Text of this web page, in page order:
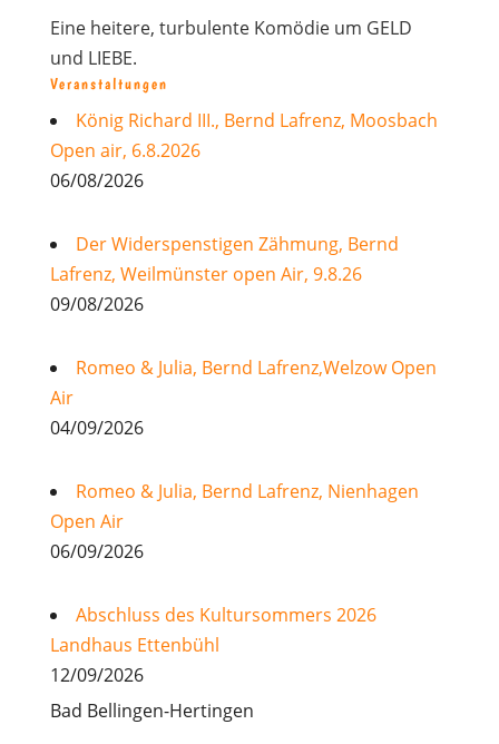
Eine heitere, turbulente Komödie um GELD
und LIEBE.
Veranstaltungen
König Richard III., Bernd Lafrenz, Moosbach
Open air, 6.8.2026
06/08/2026
Der Widerspenstigen Zähmung, Bernd
Lafrenz, Weilmünster open Air, 9.8.26
09/08/2026
Romeo & Julia, Bernd Lafrenz,Welzow Open
Air
04/09/2026
Romeo & Julia, Bernd Lafrenz, Nienhagen
Open Air
06/09/2026
Abschluss des Kultursommers 2026
Landhaus Ettenbühl
12/09/2026
Bad Bellingen-Hertingen